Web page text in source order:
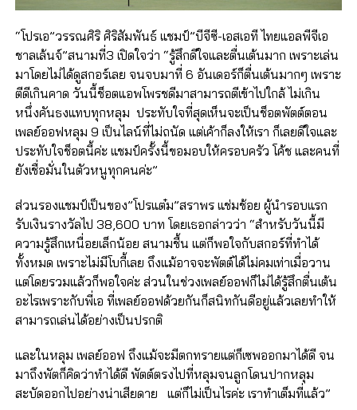
“โปรเอ”วรรณศิริ ศิริสัมพันธ์ แชมป์”บีจีซี-เอสเอที ไทยแอลพีจีเอ
ชาลเล้นจ์”สนามที่3 เปิดใจว่า “รู้สึกดีใจและตื่นเต้นมาก เพราะเล่น
มาโดยไม่ได้ดูสกอร์เลย จนจบมาที่ 6 อันเดอร์ก็ตื่นเต้นมากๆ เพราะ
ตีดีเกินคาด วันนี้ช็อตแอพโพรชดีมาสามารถตีเข้าไปใกล้ ไม่เกิน
หนึ่งคันธงแทบทุกหลุม ประทับใจที่สุดเห็นจะเป็นช็อตพัตต์ตอน
เพลย์ออฟหลุม 9 เป็นไลน์ที่ไม่ถนัด แต่เค้าก็ลงให้เรา ก็เลยดีใจและ
ประทับใจช็อตนี้ค่ะ แชมป์ครั้งนี้ขอมอบให้ครอบครัว โค้ช และคนที่
ยังเชื่อมั่นในตัวหนูทุกคนค่ะ”
ส่วนรองแชมป์เป็นของ”โปรแต๋ม”สราพร แช่มช้อย ผู้นำรอบแรก
รับเงินรางวัลไป 38,600 บาท โดยเธอกล่าวว่า “สำหรับวันนี้มี
ความรู้สึกเหนื่อยเล็กน้อย สนามชื้น แต่ก็พอใจกับสกอร์ที่ทำได้
ทั้งหมด เพราะไม่มีโบกี้เลย ถึงแม้อาจจะพัตต์ได้ไม่คมเท่าเมื่อวาน
แต่โดยรวมแล้วก็พอใจค่ะ ส่วนในช่วงเพลย์ออฟก็ไม่ได้รู้สึกตื่นเต้น
อะไรเพราะกับพี่เอ ที่เพลย์ออฟด้วยกันก็สนิทกันดีอยู่แล้วเลยทำให้
สามารถเล่นได้อย่างเป็นปรกติ
และในหลุม เพลย์ออฟ ถึงแม้จะมีตกทรายแต่ก็เซพออกมาได้ดี จน
มาถึงพัตก็คิดว่าทำได้ดี พัตต์ตรงไปที่หลุมจนลูกโดนปากหลุม
สะบัดออกไปอย่างน่าเสียดาย แต่ก็ไม่เป็นไรค่ะ เราทำเต็มที่แล้ว”